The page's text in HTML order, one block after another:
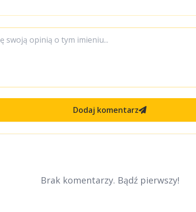
Dodaj komentarz
Brak komentarzy. Bądź pierwszy!